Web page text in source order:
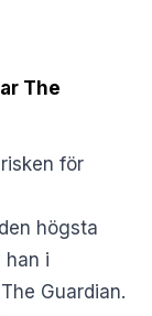
The
för
högsta
han i
The Guardian.